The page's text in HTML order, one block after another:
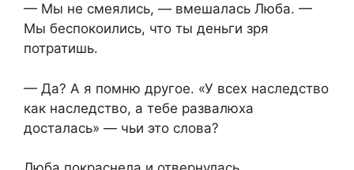
— Мы не смеялись, — вмешалась Люба. —
Мы беспокоились, что ты деньги зря
потратишь.
— Да? А я помню другое. «У всех наследство
как наследство, а тебе развалюха
досталась» — чьи это слова?